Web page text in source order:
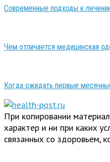
Современные подходы к
Чем отличается медицинская
Когда ожидать первые
При копировании
характер и ни при каких
связанных со здоровьем,